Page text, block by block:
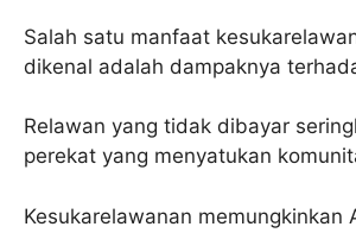
Salah satu manfaat
dikenal adalah dampaknya
Relawan yang tidak dibayar
perekat yang menyatukan
Kesukarelawanan memungkinkan